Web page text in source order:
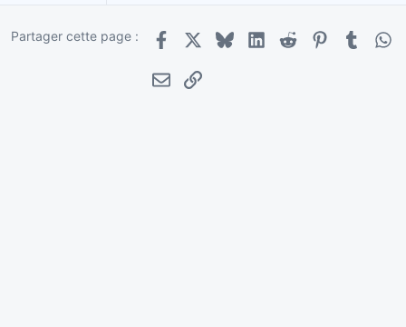
Partager cette page :
Facebook
X BlueskyLinkedInRedditPinterestTumblr
E-mailLien